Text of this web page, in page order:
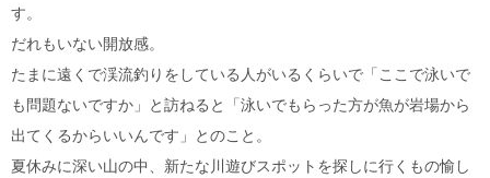
す。
だれもいない開放感。
たまに遠くで渓流釣りをしている人がいるくらいで「ここで泳いで
も問題ないですか」と訪ねると「泳いでもらった方が魚が岩場から
出てくるからいいんです」とのこと。
夏休みに深い山の中、新たな川遊びスポットを探しに行くもの愉し